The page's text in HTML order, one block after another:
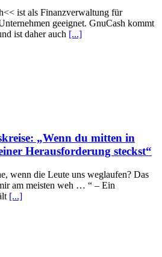
ist als Finanzverwaltung für
geeignet. GnuCash kommt
ist daher auch [...]
„Wenn du mitten in
Herausforderung steckst“
wenn die Leute uns weglaufen? Das
am meisten weh … “ – Ein
[...]